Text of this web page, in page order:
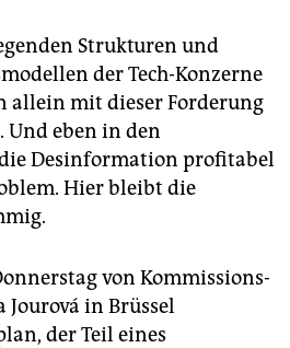
Strukturen und
der Tech-Konzerne
allein mit dieser Forderung
eben in den
Desinformation profitabel
Hier bleibt die
von Kommissions-
in Brüssel
der Teil eines